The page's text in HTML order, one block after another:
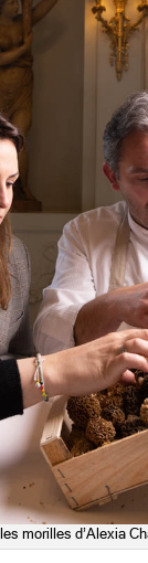
morilles d’Alexia